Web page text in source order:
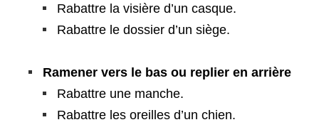
Rabattre la visière d’un casque.
Rabattre le dossier d’un siège.
Ramener vers le bas ou replier en arrière
Rabattre une manche.
Rabattre les oreilles d’un chien.